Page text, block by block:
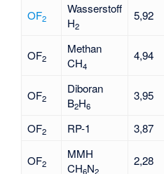
OF2
Wasserstoff
H2
5,92
OF2
Methan
CH4
4,94
OF2
Diboran
B2H6
3,95
OF2 RP-1 3,87
OF2
MMH
CH6N2
2,28